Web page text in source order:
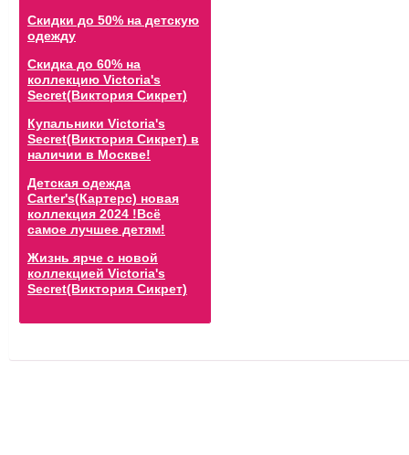
Скидки до 50% на детскую
одежду
Скидка до 60% на
коллекцию Victoria's
Secret(Виктория Сикрет)
Купальники Victoria's
Secret(Виктория Сикрет) в
наличии в Москве!
Детская одежда
Carter's(Картерс) новая
коллекция 2024 !Всё
самое лучшее детям!
Жизнь ярче с новой
коллекцией Victoria's
Secret(Виктория Сикрет)